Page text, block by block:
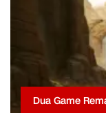
Dua Game